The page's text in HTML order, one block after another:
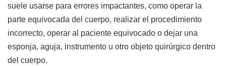
suele usarse para errores impactantes, como operar la
parte equivocada del cuerpo, realizar el procedimiento
incorrecto, operar al paciente equivocado o dejar una
esponja, aguja, instrumento u otro objeto quirúrgico dentro
del cuerpo.